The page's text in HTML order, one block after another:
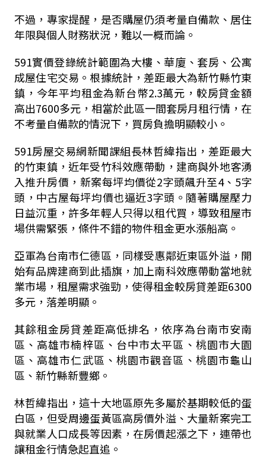
不過，專家提醒，是否購屋仍須考量自備款、居住
年限與個人財務狀況，難以一概而論。
591實價登錄統計範圍為大樓、華廈、套房、公寓
成屋住宅交易。根據統計，差距最大為新竹縣竹東
鎮，今年平均租金為新台幣2.3萬元，較房貸金額
高出7600多元，相當於此區一間套房月租行情，在
不考量自備款的情況下，買房負擔明顯較小。
591房屋交易網新聞課組長林哲緯指出，差距最大
的竹東鎮，近年受竹科效應帶動，建商與外地客湧
入推升房價，新案每坪均價從2字頭飆升至4、5字
頭，中古屋每坪均價也逼近3字頭。隨著購屋壓力
日益沉重，許多年輕人只得以租代買，導致租屋市
場供需緊張，條件不錯的物件租金更水漲船高。
亞軍為台南市仁德區，同樣受惠鄰近東區外溢，開
始有品牌建商到此插旗，加上南科效應帶動當地就
業市場，租屋需求強勁，使得租金較房貸差距6300
多元，落差明顯。
其餘租金房貸差距高低排名，依序為台南市安南
區、高雄市楠梓區、台中市太平區、桃園市大園
區、高雄市仁武區、桃園市觀音區、桃園市龜山
區、新竹縣新豐鄉。
林哲緯指出，這十大地區原先多屬於基期較低的蛋
白區，但受周邊蛋黃區高房價外溢、大量新案完工
與就業人口成長等因素，在房價起漲之下，連帶也
讓租金行情急起直追。